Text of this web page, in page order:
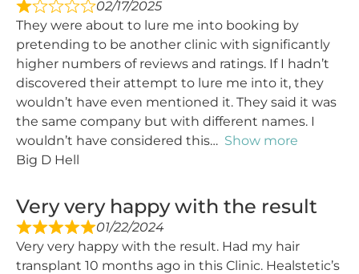
02/17/2025
They were about to lure me into booking by
pretending to be another clinic with significantly
higher numbers of reviews and ratings. If I hadn’t
discovered their attempt to lure me into it, they
wouldn’t have even mentioned it. They said it was
the same company but with different names. I
wouldn’t have considered this
Show more
Big D Hell
Very very happy with the result
01/22/2024
Very very happy with the result. Had my hair
transplant 10 months ago in this Clinic. Healstetic’s